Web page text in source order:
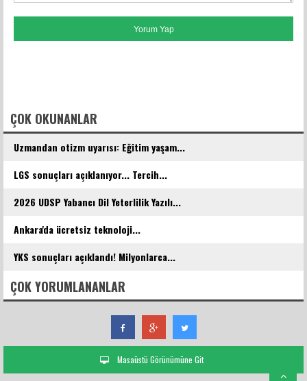
ÇOK OKUNANLAR
Uzmandan otizm uyarısı: Eğitim yaşam...
LGS sonuçları açıklanıyor... Tercih...
2026 UDSP Yabancı Dil Yeterlilik Yazılı...
Ankara'da ücretsiz teknoloji...
YKS sonuçları açıklandı! Milyonlarca...
ÇOK YORUMLANANLAR
Masaüstü Görünümüne Git